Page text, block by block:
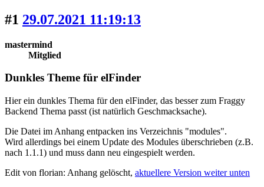
#1 29.07.2021 11:19:13
mastermind
Mitglied
Dunkles Theme für elFinder
Hier ein dunkles Thema für den elFinder, das besser zum Fraggy
Backend Thema passt (ist natürlich Geschmacksache).
Die Datei im Anhang entpacken ins Verzeichnis "modules".
Wird allerdings bei einem Update des Modules überschrieben (z.B.
nach 1.1.1) und muss dann neu eingespielt werden.
Edit von florian: Anhang gelöscht, aktuellere Version weiter unten